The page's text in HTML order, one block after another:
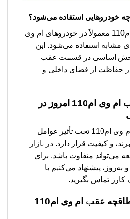
چه خودروهایی استفاده می‌شود؟
طاقچه عقب ام وی ام110 معمولاً در خودروهای ام وی
مشابه استفاده می‌شود. این
بخش اساسی در قسمت عقب
حفاظت از فضای داخلی و
قیمت طاقچه عقب ام وی ام110 امروز در
قیمت طاقچه عقب ام وی ام110 تحت تأثیر عوامل
و کیفیت قرار دارد. در بازار
می‌تواند متفاوت باشد. برای
به‌روز، پیشنهاد می‌کنیم با
تماس بگیرید.
با قیمت مناسب طاقچه عقب ام وی ام110